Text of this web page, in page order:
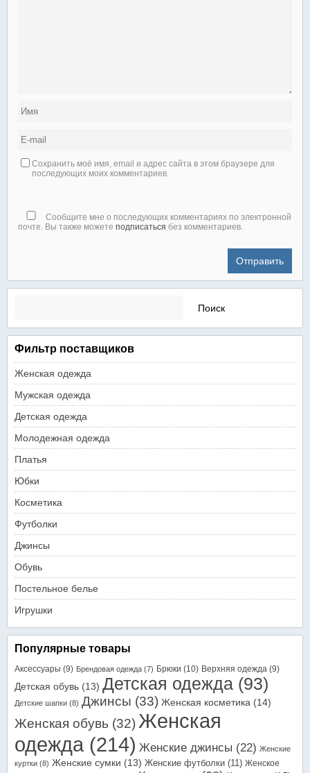
Сохранить моё имя, email и адрес сайта в этом браузере для
последующих моих комментариев.
Сообщите мне о последующих комментариях по электронной
почте. Вы также можете подписаться без комментариев.
Найти:
Фильтр поставщиков
Женская одежда
Мужская одежда
Детская одежда
Молодежная одежда
Платья
Юбки
Косметика
Футболки
Джинсы
Обувь
Постельное белье
Игрушки
Популярные товары
Аксессуары (9) Брендовая одежда (7) Брюки (10) Верхняя одежда (9)
Детская обувь (13) Детская одежда (93)
Детские шапки (8) Джинсы (33) Женская косметика (14)
Женская обувь (32) Женская
одежда (214) Женские джинсы (22) Женские
куртки (8) Женские сумки (13) Женские футболки (11) Женское